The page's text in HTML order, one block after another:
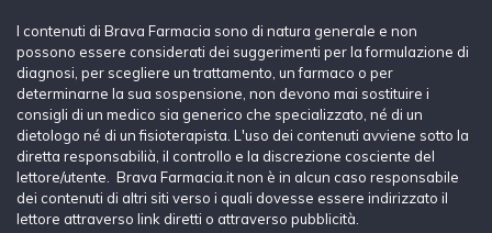
I contenuti di Brava Farmacia sono di natura generale e non
possono essere considerati dei suggerimenti per la formulazione di
diagnosi, per scegliere un trattamento, un farmaco o per
determinarne la sua sospensione, non devono mai sostituire i
consigli di un medico sia generico che specializzato, né di un
dietologo né di un fisioterapista. L'uso dei contenuti avviene sotto la
diretta responsabilià, il controllo e la discrezione cosciente del
lettore/utente. Brava Farmacia.it non è in alcun caso responsabile
dei contenuti di altri siti verso i quali dovesse essere indirizzato il
lettore attraverso link diretti o attraverso pubblicità.